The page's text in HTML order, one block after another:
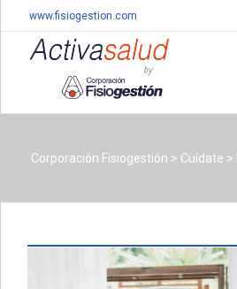
www.fisiogestion.com
Corporación Fisiogestión > Cuídate >